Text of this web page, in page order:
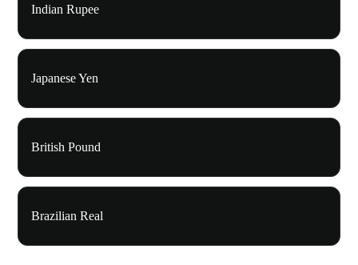
Indian Rupee
Japanese Yen
British Pound
Brazilian Real